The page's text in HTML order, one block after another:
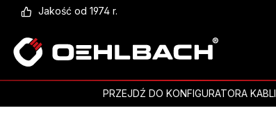
Jakość od 1974 r.
PRZEJDŹ DO KONFIGURATORA KABLI